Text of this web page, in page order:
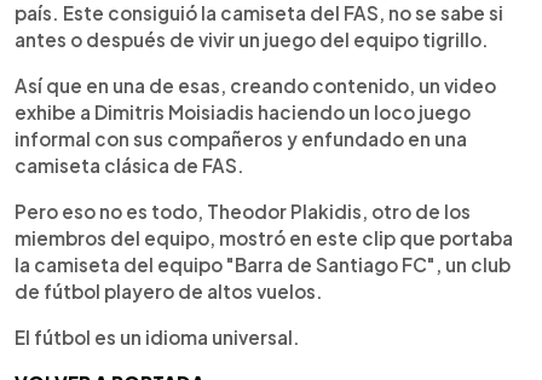
país. Este consiguió la camiseta del FAS, no se sabe si
antes o después de vivir un juego del equipo tigrillo.
Así que en una de esas, creando contenido, un video
exhibe a Dimitris Moisiadis haciendo un loco juego
informal con sus compañeros y enfundado en una
camiseta clásica de FAS.
Pero eso no es todo, Theodor Plakidis, otro de los
miembros del equipo, mostró en este clip que portaba
la camiseta del equipo "Barra de Santiago FC", un club
de fútbol playero de altos vuelos.
El fútbol es un idioma universal.